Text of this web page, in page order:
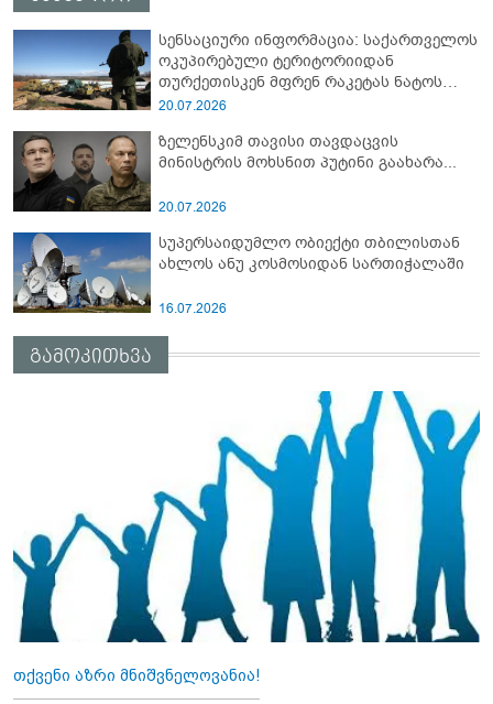
სენსაციური ინფორმაცია: საქართველოს
ოკუპირებული ტერიტორიიდან
თურქეთისკენ მფრენ რაკეტას ნატოს
სამიტი კინაღამ ჩაუშლია
20.07.2026
ზელენსკიმ თავისი თავდაცვის
მინისტრის მოხსნით პუტინი გაახარა...
20.07.2026
სუპერსაიდუმლო ობიექტი თბილისთან
ახლოს ანუ კოსმოსიდან სართიჭალაში
16.07.2026
გამოკითხვა
თქვენი აზრი მნიშვნელოვანია!